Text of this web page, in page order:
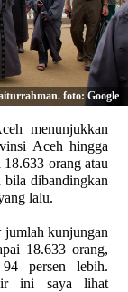
foto: Google
menunjukkan
Aceh hingga
orang atau
bila dibandingkan
lalu.
jumlah kunjungan
18.633 orang,
94 persen lebih.
ini saya lihat